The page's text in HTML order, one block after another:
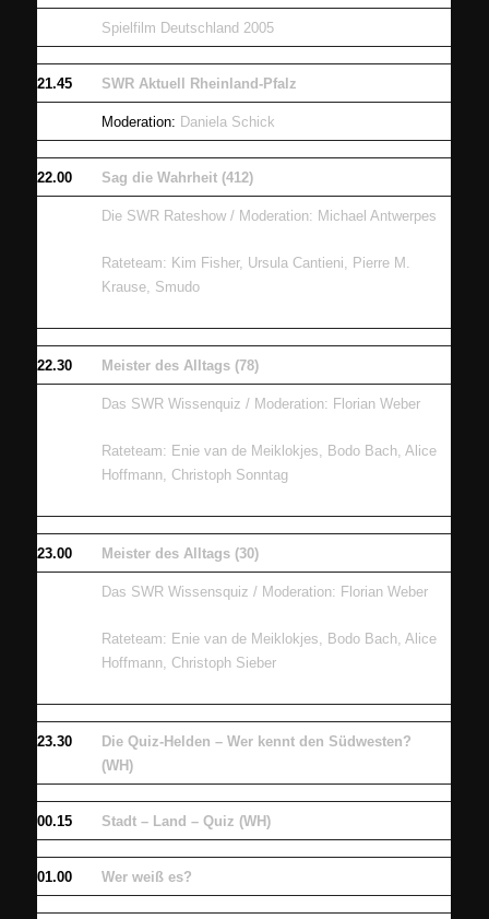
Spielfilm Deutschland 2005
21.45 SWR Aktuell Rheinland-Pfalz
Moderation: Daniela Schick
22.00 Sag die Wahrheit (412)
Die SWR Rateshow / Moderation: Michael Antwerpes
Rateteam: Kim Fisher, Ursula Cantieni, Pierre M.
Krause, Smudo
22.30 Meister des Alltags (78)
Das SWR Wissenquiz / Moderation: Florian Weber
Rateteam: Enie van de Meiklokjes, Bodo Bach, Alice
Hoffmann, Christoph Sonntag
23.00 Meister des Alltags (30)
Das SWR Wissensquiz / Moderation: Florian Weber
Rateteam: Enie van de Meiklokjes, Bodo Bach, Alice
Hoffmann, Christoph Sieber
23.30
Die Quiz-Helden – Wer kennt den Südwesten?
(WH)
00.15 Stadt – Land – Quiz (WH)
01.00 Wer weiß es?